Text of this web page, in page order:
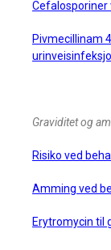
Cefalosporiner
Pivmecillinam
Graviditet og
Risiko ved
Amming ved
Erytromycin til